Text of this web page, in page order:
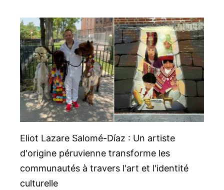
Eliot Lazare Salomé-Díaz : Un artiste
d'origine péruvienne transforme les
communautés à travers l'art et l'identité
culturelle